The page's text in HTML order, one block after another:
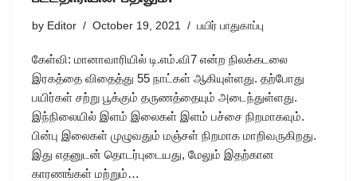
by Editor October 19, 2021 பயிர் பாதுகாப்பு
கேள்வி: மானாவாரியில் டி.எம்.வி7 என்ற நிலக்கடலை
இரகத்தை விதைத்து 55 நாட்கள் ஆகியுள்ளது. தற்போது
பயிர்கள் சற்று பூக்கும் தருணத்தையும் அடைந்துள்ளது.
இந்நிலையில் இளம் இலைகள் இளம் பச்சை நிறமாகவும்.
பின்பு இலைகள் முழுவதும் மஞ்சள் நிறமாக மாறிவருகிறது.
இது எதனுடன் தொடர்புடையது, மேலும் இதற்கான
காரணங்கள் மற்றும்…